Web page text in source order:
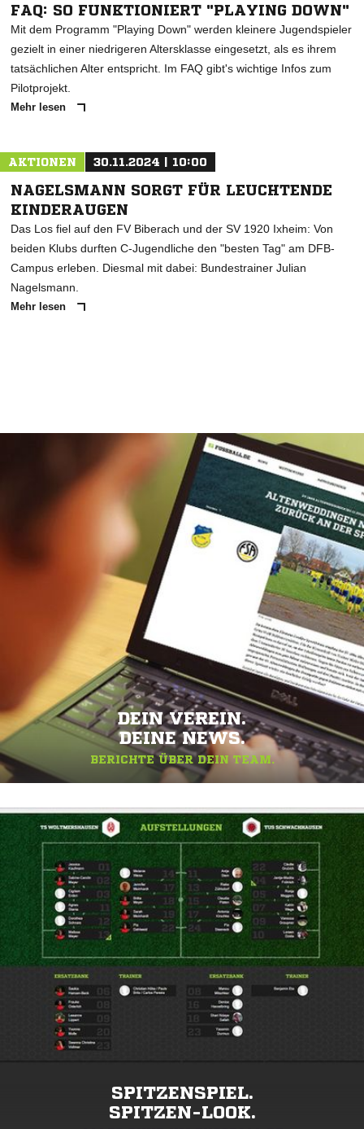
FAQ: SO FUNKTIONIERT "PLAYING DOWN"
Mit dem Programm "Playing Down" werden kleinere Jugendspieler
gezielt in einer niedrigeren Altersklasse eingesetzt, als es ihrem
tatsächlichen Alter entspricht. Im FAQ gibt's wichtige Infos zum
Pilotprojekt.
Mehr lesen
AKTIONEN 30.11.2024 | 10:00
NAGELSMANN SORGT FÜR LEUCHTENDE
KINDERAUGEN
Das Los fiel auf den FV Biberach und der SV 1920 Ixheim: Von
beiden Klubs durften C-Jugendliche den "besten Tag" am DFB-
Campus erleben. Diesmal mit dabei: Bundestrainer Julian
Nagelsmann.
Mehr lesen
DEIN VEREIN.
DEINE NEWS.
BERICHTE ÜBER DEIN TEAM.
SPITZENSPIEL.
SPITZEN-LOOK.